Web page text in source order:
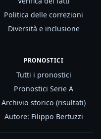
Politica delle correzioni
Diversità e inclusione
PRONOSTICI
Tutti i pronostici
Pronostici Serie A
Archivio storico (risultati)
Autore: Filippo Bertuzzi